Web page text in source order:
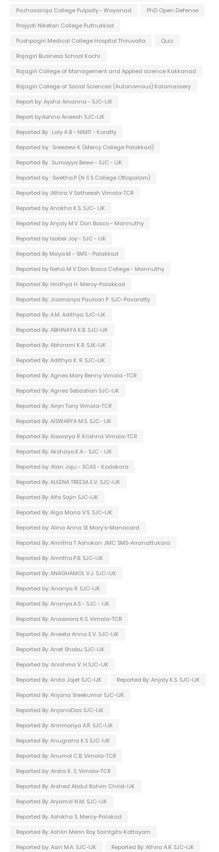
Pazhassiraja College Pulpally - Wayanad
PhD Open Defense
Prajyoti Niketan College Puthukkad
Pushpagiri Medical College Hospital Thiruvalla
Quiz
Rajagiri Business School Kochi
Rajagiri College of Management and Applied science Kakkanad
Rajagiri College of Social Sciences (Autonomous) Kalamassery
Report by: Aysha Amanna - SJC-IJK
Report by:Ashna Aneesh SJC-IJK
Reported By : Laly A B - NIMIT - Koratty
Reported by : Sreedevi K (Mercy College Palakkad)
Reported By : Sumayya Beevi - SJC - IJK
Reported by : Swetha.P (N S S College Ottapalam)
Reported by :Athira V Satheesh Vimala-TCR
Reported by Anakha K.S. SJC- IJK
Reported by Anjaly M.V. Don Bosco - Mannuthy
Reported by Isabel Joy - SJC - IJK
Reported By Maya.M - SMS - Palakkad
Reported by Neha M V Don Bosco College - Mannuthy
Reported By: Hridhya H. Mercy-Palakkad
Reported By: Jissmariya Paulson P. SJC-Pavaratty
Reported By: A.M. Adithya SJC-IJK
Reported By: ABHINAYA K.B. SJC-IJK
Reported By: Abhirami K.R. SJK-IJK
Reported By: Adithya K. R. SJC-IJK
Reported By: Agnes Mary Benny Vimala -TCR
Reported By: Agnes Sebastian SJC-IJK
Reported By: Airyn Tony Vimala-TCR
Reported By: AISWARYA M.S. SJC- IJK
Reported By: Aiswarya R. Krishna Vimala-TCR
Reported By: Akshaya.K.A - SJC - IJK
Reported by: Alan Joju - SCAS - Kodakara
Reported By: ALEENA TREESA E.V. SJC-IJK
Reported By: Alfa Sajin SJC-IJK
Reported By: Alga Maria V.S. SJC-IJK
Reported by: Alina Anna St Mary's-Manacard
Reported By: Amritha T Ashokan JMC SMS-Arranattukara
Reported By: Amritha.P.B. SJC-IJK
Reported By: ANAGHAMOL V.J. SJC-IJK
Reported by: Ananya R. SJC-IJK
Reported By: Ananya.A.S - SJC - IJK
Reported By: Anaswara K.S. Vimala-TCR
Reported By: Aneeta Anna E.V. SJC-IJK
Reported By: Anet Shabu SJC-IJK
Reported by: Anishma V. H.SJC-IJK
Reported By: Anita Jojet SJC-IJK
Reported By: Anjaly K.S. SJC-IJK
Reported By: Anjana Sreekumar SJC-IJK
Reported By: AnjanaDas SJC-IJK
Reported By: Annmariya A.R. SJC-IJK
Reported By: Anugraha K.S SJC-IJK
Reported By: Anumol C.B. Vimala-TCR
Reported by: Ardra K. S. Vimala-TCR
Reported By: Arshed Abdul Rahim Christ-IJK
Reported By: Aryamol N.M. SJC-IJK
Reported By: Ashikha S. Mercy-Palakad
Reported By: Ashlin Merin Roy Saintgits-Kottayam
Reported by: Asin M.A. SJC-IJK
Reported By: Athira A.R. SJC-IJK